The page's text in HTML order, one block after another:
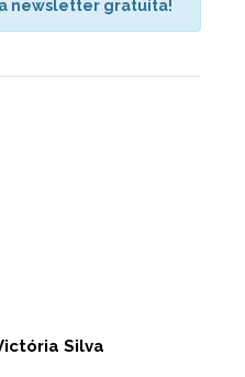
newsletter gratuita!
Silva